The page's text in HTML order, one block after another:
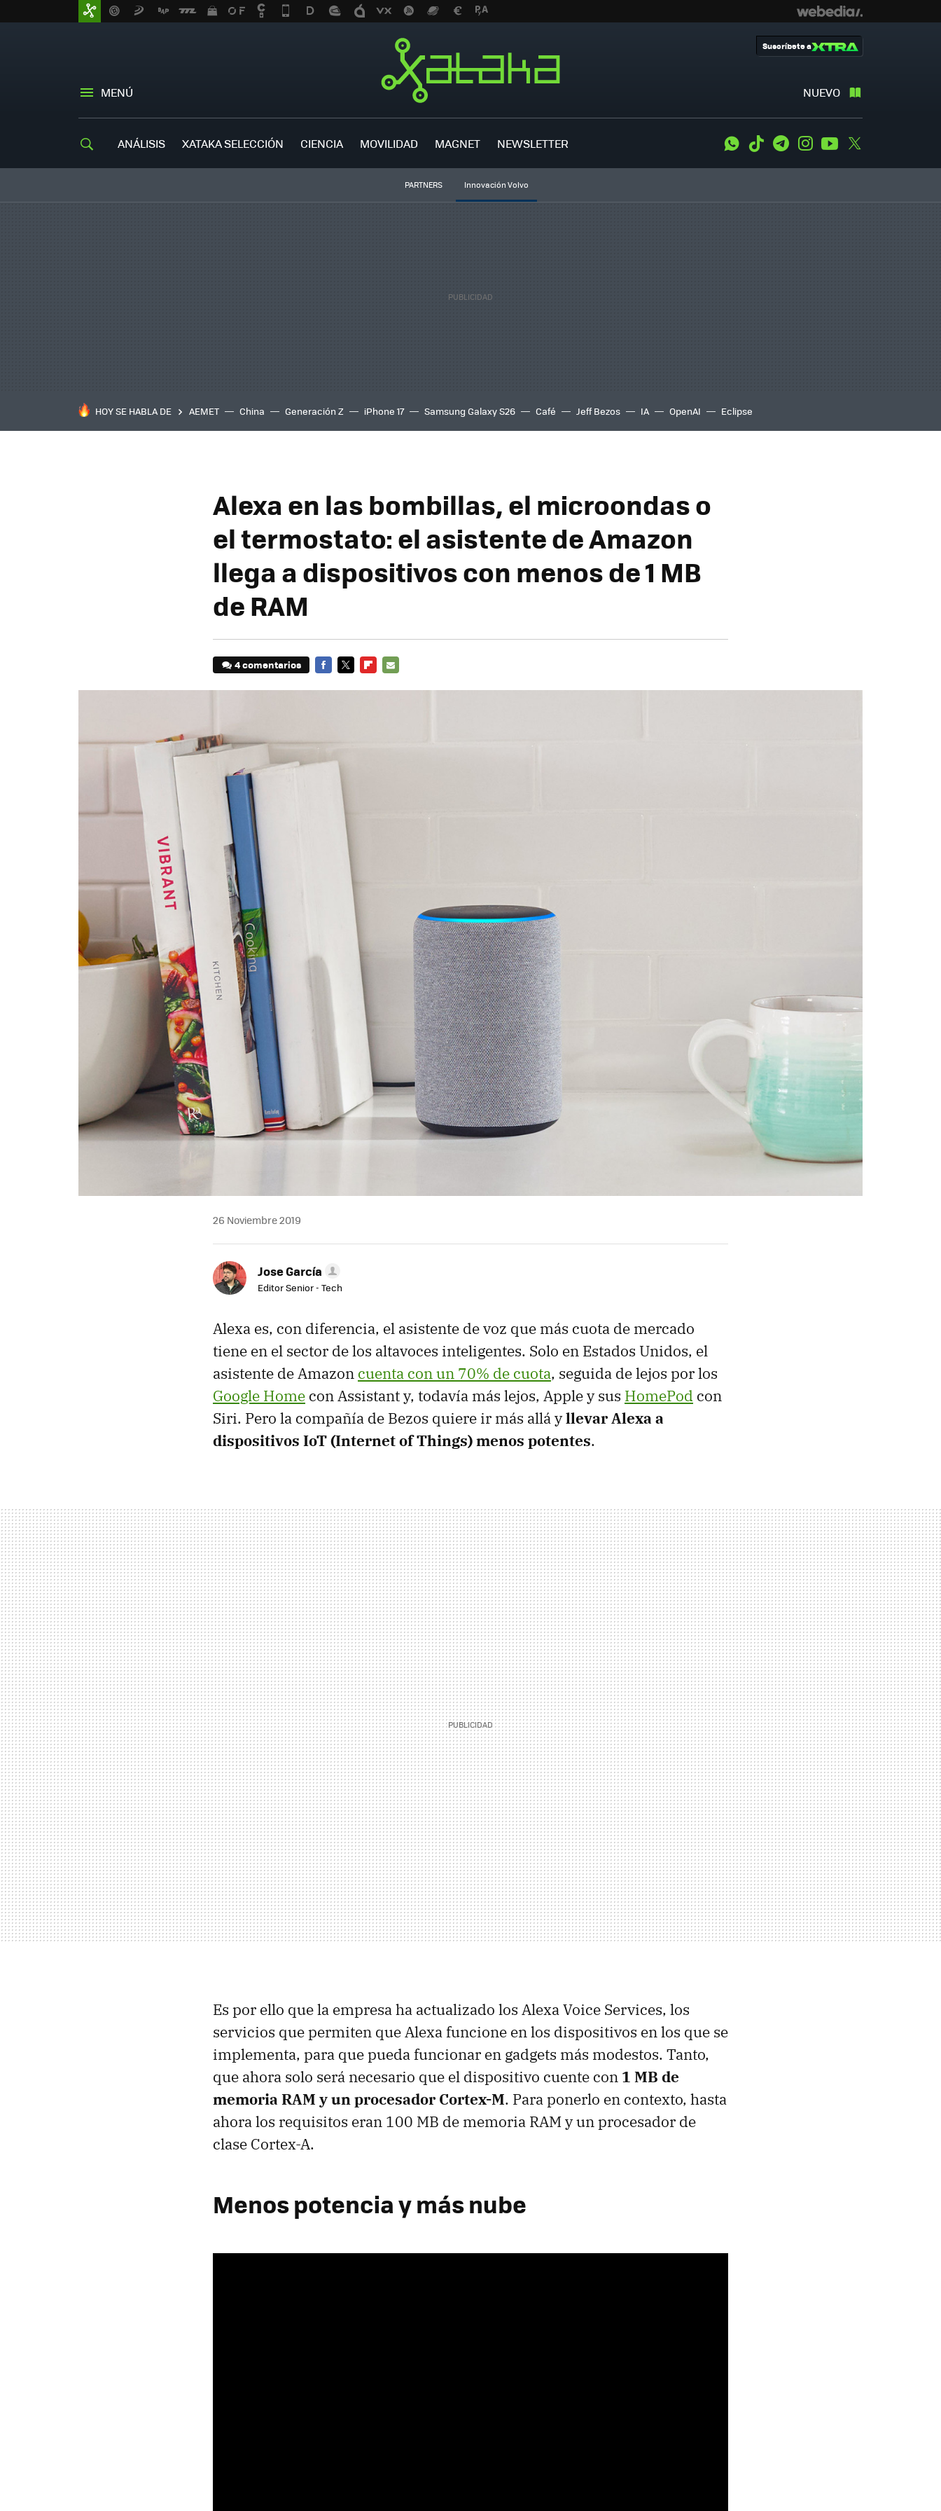
MENÚ NUEVO
Suscríbete a
ANÁLISIS XATAKA SELECCIÓN CIENCIA MOVILIDAD MAGNET NEWSLETTER WhatsApp
Tiktok TelegramInstagramYoutube
PARTNERS Innovación Volvo
HOY SE HABLA DE AEMET China Generación Z iPhone 17 Samsung Galaxy S26 Café Jeff Bezos IA OpenAI Eclipse
Alexa en las bombillas, el microondas o
el termostato: el asistente de Amazon
llega a dispositivos con menos de 1 MB
de RAM
4 comentarios
26 Noviembre 2019
Jose García
Editor Senior - Tech
Alexa es, con diferencia, el asistente de voz que más cuota de mercado
tiene en el sector de los altavoces inteligentes. Solo en Estados Unidos, el
asistente de Amazon cuenta con un 70% de cuota, seguida de lejos por los
Google Home con Assistant y, todavía más lejos, Apple y sus HomePod con
Siri. Pero la compañía de Bezos quiere ir más allá yllevar Alexa a
dispositivos IoT (Internet of Things) menos potentes.
Es por ello que la empresa ha actualizado los Alexa Voice Services, los
servicios que permiten que Alexa funcione en los dispositivos en los que se
implementa, para que pueda funcionar en gadgets más modestos. Tanto,
que ahora solo será necesario que el dispositivo cuente con 1 MB de
memoria RAM y un procesador Cortex-M. Para ponerlo en contexto, hasta
ahora los requisitos eran 100 MB de memoria RAM y un procesador de
clase Cortex-A.
Menos potencia y más nube